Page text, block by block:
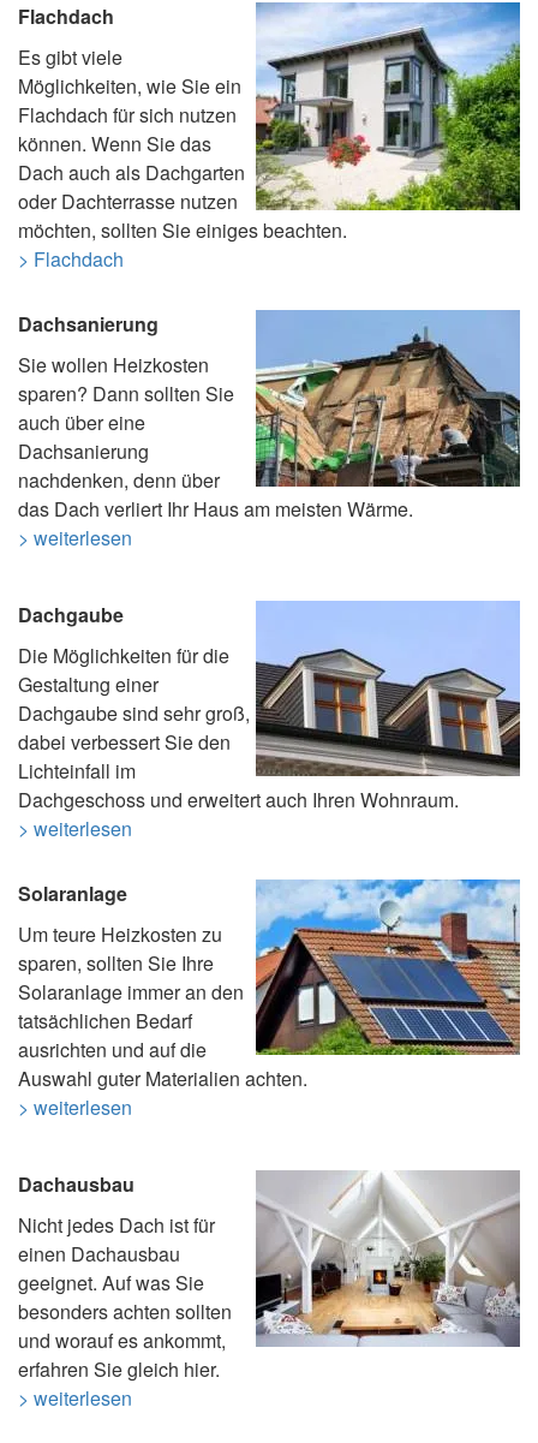
Flachdach
Es gibt viele
Möglichkeiten, wie Sie ein
Flachdach für sich nutzen
können. Wenn Sie das
Dach auch als Dachgarten
oder Dachterrasse nutzen
möchten, sollten Sie einiges beachten.
> Flachdach
Dachsanierung
Sie wollen Heizkosten
sparen? Dann sollten Sie
auch über eine
Dachsanierung
nachdenken, denn über
das Dach verliert Ihr Haus am meisten Wärme.
> weiterlesen
Dachgaube
Die Möglichkeiten für die
Gestaltung einer
Dachgaube sind sehr groß,
dabei verbessert Sie den
Lichteinfall im
Dachgeschoss und erweitert auch Ihren Wohnraum.
> weiterlesen
Solaranlage
Um teure Heizkosten zu
sparen, sollten Sie Ihre
Solaranlage immer an den
tatsächlichen Bedarf
ausrichten und auf die
Auswahl guter Materialien achten.
> weiterlesen
Dachausbau
Nicht jedes Dach ist für
einen Dachausbau
geeignet. Auf was Sie
besonders achten sollten
und worauf es ankommt,
erfahren Sie gleich hier.
> weiterlesen